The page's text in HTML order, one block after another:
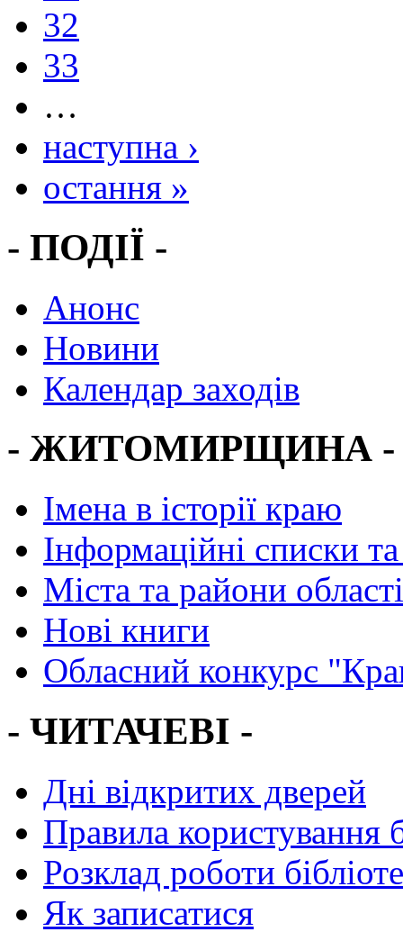
32
33
…
наступна ›
остання »
- ПОДІЇ -
Анонс
Новини
Календар заходів
- ЖИТОМИРЩИНА -
Імена в історії краю
Інформаційні списки
Міста та райони області
Нові книги
Обласний конкурс
- ЧИТАЧЕВІ -
Дні відкритих дверей
Правила користування
Розклад роботи
Як записатися